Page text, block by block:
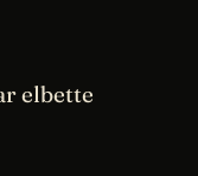
elbette